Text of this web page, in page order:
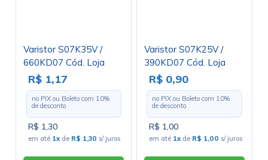
Varistor S07K35V /
660KD07 Cód. Loja
3238
R$ 1,17
no PIX ou Boleto com 10%
de desconto
R$ 1,30
em até 1x de R$ 1,30 s/ juros
Varistor S07K25V /
390KD07 Cód. Loja
2420
R$ 0,90
no PIX ou Boleto com 10%
de desconto
R$ 1,00
em até 1x de R$ 1,00 s/ juros